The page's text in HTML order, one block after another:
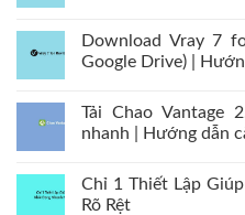
Download Vray 7
Google Drive) |
Tải Chao Vantage
nhanh | Hướng dẫn
Chỉ 1 Thiết Lập
Rõ Rệt